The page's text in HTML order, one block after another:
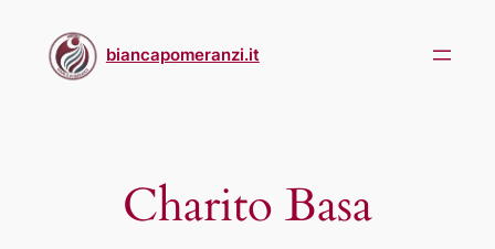
content
biancapomeranzi.it
Charito Basa